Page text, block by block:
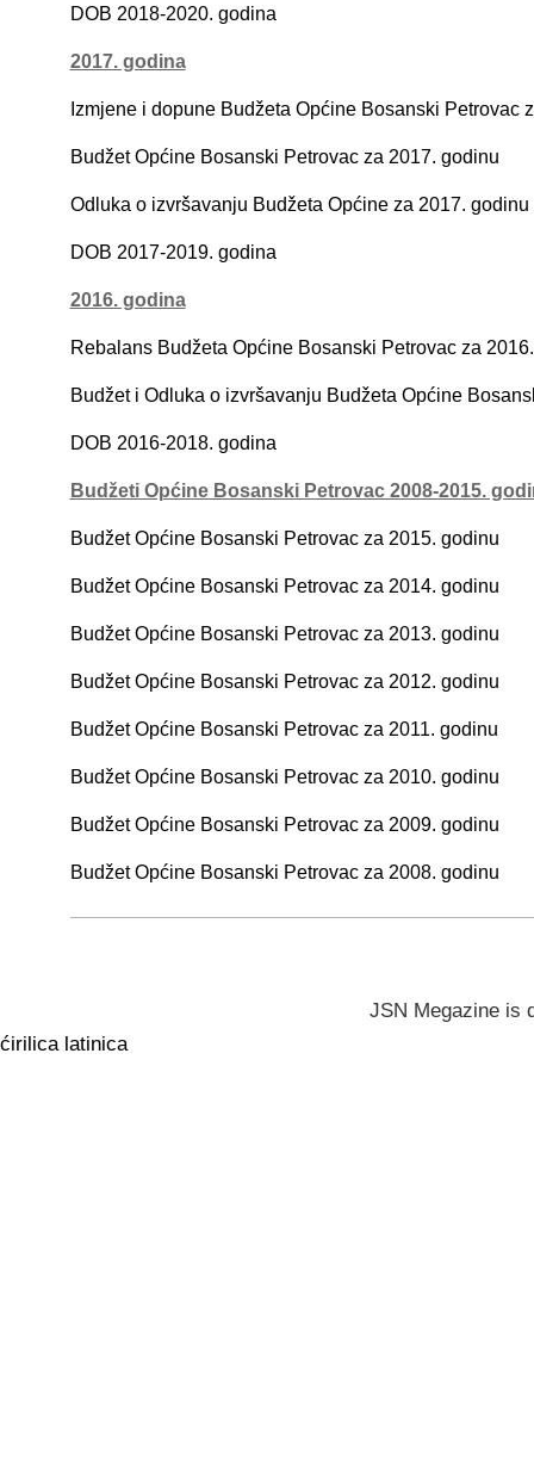
DOB 2018-2020. godina
2017. godina
Izmjene i dopune Budžeta Općine Bosanski Petrovac
Budžet Općine Bosanski Petrovac za 2017. godinu
Odluka o izvršavanju Budžeta Općine za 2017. godinu
DOB 2017-2019. godina
2016. godina
Rebalans Budžeta Općine Bosanski Petrovac za
Budžet i Odluka o izvršavanju Budžeta Općine
DOB 2016-2018. godina
Budžeti Općine Bosanski Petrovac 2008-2015.
Budžet Općine Bosanski Petrovac za 2015. godinu
Budžet Općine Bosanski Petrovac za 2014. godinu
Budžet Općine Bosanski Petrovac za 2013. godinu
Budžet Općine Bosanski Petrovac za 2012. godinu
Budžet Općine Bosanski Petrovac za 2011. godinu
Budžet Općine Bosanski Petrovac za 2010. godinu
Budžet Općine Bosanski Petrovac za 2009. godinu
Budžet Općine Bosanski Petrovac za 2008. godinu
JSN Megazine is
ćirilica latinica